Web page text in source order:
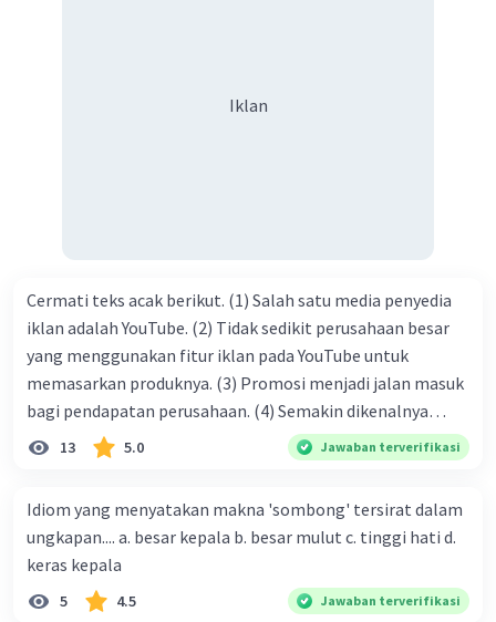
limpahan karuniaNya kita bisa berkumpul di sini. Kalimat
Iklan
Cermati teks acak berikut. (1) Salah satu media penyedia
iklan adalah YouTube. (2) Tidak sedikit perusahaan besar
yang menggunakan fitur iklan pada YouTube untuk
memasarkan produknya. (3) Promosi menjadi jalan masuk
bagi pendapatan perusahaan. (4) Semakin dikenalnya
suatu produk oleh konsumen, semakin besar pula peluang
perusahaan kepada konsumen. Urutan yang tepat agar
menjadi teks eksposisi yang padu adalah .... A. (1)-(2)-(3)-
(4)-(5) B. (2)-(1)-(3)-(4)-(5) C. (3)-(1)-(2)-(5)-(4) D. (3)-(5)-
(4)-(1)-(2) E. (5)-(1)-(3)-(4)-(2)
13 5.0 Jawaban terverifikasi
Idiom yang menyatakan makna 'sombong' tersirat dalam
ungkapan.... a. besar kepala b. besar mulut c. tinggi hati d.
keras kepala
5 4.5 Jawaban terverifikasi